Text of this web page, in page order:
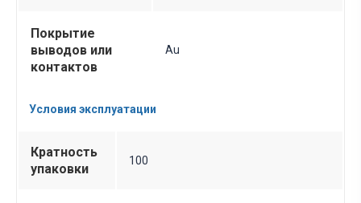
Покрытие
выводов или
контактов
Au
Условия эксплуатации
Кратность
упаковки
100